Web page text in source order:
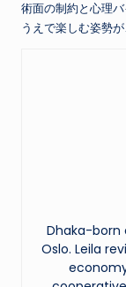
術面の制約と心理バ
うえで楽しむ姿勢
Dhaka-born
Oslo. Leila